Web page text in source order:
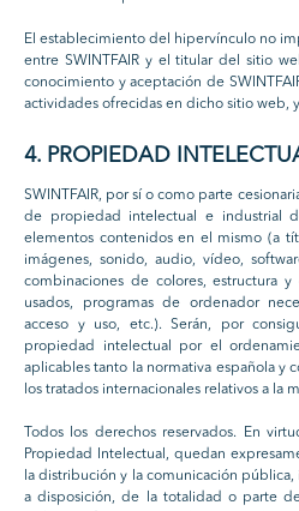
El establecimiento del hipervínculo no
entre SWINTFAIR y el titular del sitio
conocimiento y aceptación de
actividades ofrecidas en dicho sitio web,
4. PROPIEDAD
SWINTFAIR, por sí o como parte
de propiedad intelectual e industrial
elementos contenidos en el mismo (a
imágenes, sonido, audio, vídeo,
combinaciones de colores, estructura
usados, programas de ordenador
acceso y uso, etc.). Serán, por
propiedad intelectual por el
aplicables tanto la normativa española y
los tratados internacionales relativos a la
Todos los derechos reservados. En
Propiedad Intelectual, quedan
la distribución y la comunicación
a disposición, de la totalidad o parte